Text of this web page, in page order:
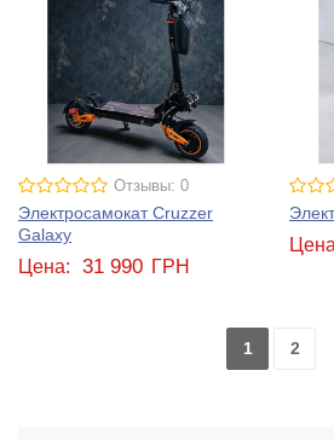
Отзывы: 0
Электросамокат Cruzzer
Galaxy
Цена: 31 990 ГРН
1 2